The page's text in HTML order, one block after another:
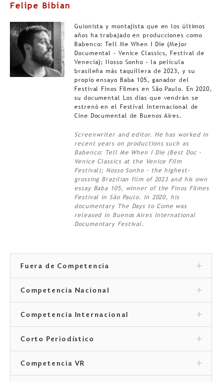
Felipe Bibian
Guionista y montajista que en los últimos
años ha trabajado en producciones como
Babenco: Tell Me When I Die (Mejor
Documental – Venice Classics, Festival de
Venecia); Nosso Sonho – la película
brasileña más taquillera de 2023, y su
propio ensayo Baba 105, ganador del
Festival Finos Filmes en São Paulo. En 2020,
su documental Los días que vendrán se
estrenó en el Festival Internacional de
Cine Documental de Buenos Aires.
Screenwriter and editor. He has worked in
recent years on productions such as
Babenco: Tell Me When I Die (Best Doc -
Venice Classics at the Venice Film
Festival); Nosso Sonho - the highest-
grossing Brazilian film of 2023 and his own
essay Baba 105, winner of the Finos Filmes
Festival in São Paulo. In 2020, his
documentary The Days to Come was
released in Buenos Aires International
Documentary Festival.
Fuera de Competencia
Competencia Nacional
Competencia Internacional
Corto Periodístico
Competencia VR